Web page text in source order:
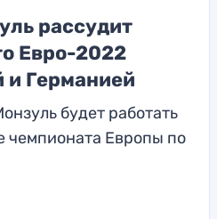
рассудит
Евро-2022
Германией
будет работать
чемпионата Европы по